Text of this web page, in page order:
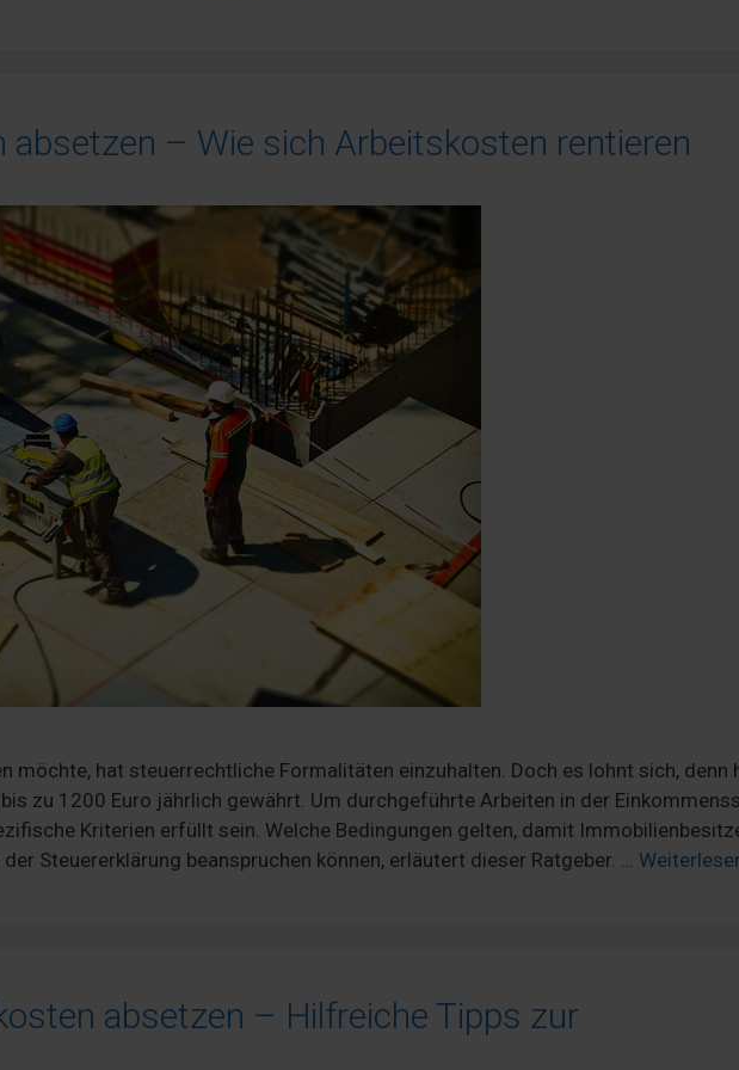
absetzen – Wie sich Arbeitskosten rentieren
möchte, hat steuerrechtliche Formalitäten einzuhalten. Doch es lohnt sich, denn
zu 1200 Euro jährlich gewährt. Um durchgeführte Arbeiten in der
Kriterien erfüllt sein. Welche Bedingungen gelten, damit
Steuererklärung beanspruchen können, erläutert dieser Ratgeber. …
absetzen – Hilfreiche Tipps zur